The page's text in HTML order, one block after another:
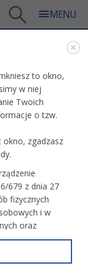
Europy
to okno,
w niej
Twoich
o tzw.
okno, zgadzasz
679 z dnia 27
fizycznych
i w
oraz
RODO, GDPR